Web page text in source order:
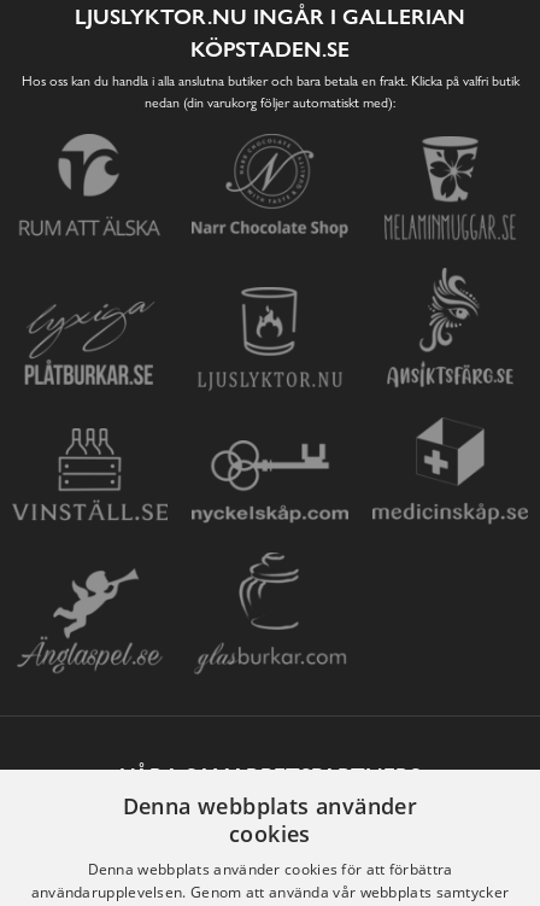
LJUSLYKTOR.NU INGÅR I GALLERIAN
KÖPSTADEN.SE
Hos oss kan du handla i alla anslutna butiker och bara betala en frakt. Klicka på valfri butik
nedan (din varukorg följer automatiskt med):
VÅRA SAMARBETSPARTNERS
Denna webbplats använder
cookies
Denna webbplats använder cookies för att förbättra
användarupplevelsen. Genom att använda vår webbplats samtycker